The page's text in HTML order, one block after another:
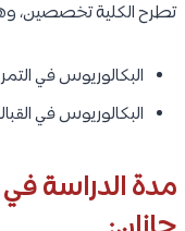
تطرح الكلية تخصصين،
البكالوريوس في
البكالوريوس في
مدة الدراسة